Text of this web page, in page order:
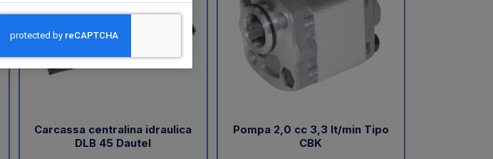
Carcassa centralina idraulica
DLB 45 Dautel
Pompa 2,0 cc 3,3 lt/min Tipo
CBK